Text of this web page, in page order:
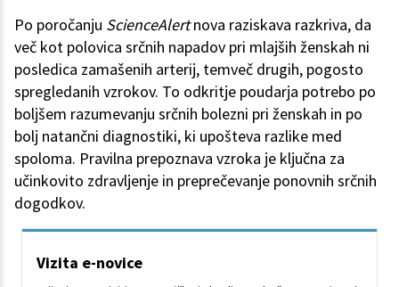
Po poročanju ScienceAlertnova raziskava razkriva, da
več kot polovica srčnih napadov pri mlajših ženskah ni
posledica zamašenih arterij, temveč drugih, pogosto
spregledanih vzrokov. To odkritje poudarja potrebo po
boljšem razumevanju srčnih bolezni pri ženskah in po
bolj natančni diagnostiki, ki upošteva razlike med
spoloma. Pravilna prepoznava vzroka je ključna za
učinkovito zdravljenje in preprečevanje ponovnih srčnih
dogodkov.
Vizita e-novice